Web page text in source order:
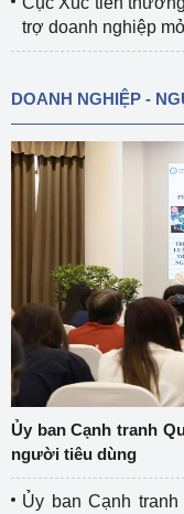
trợ doanh nghiệp
DOANH NGHIỆP -
Ủy ban Cạnh tranh
người tiêu dùng
Ủy ban Cạnh